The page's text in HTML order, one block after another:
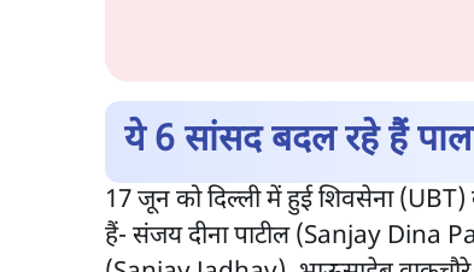
ये 6 सांसद बदल रहे हैं
17 जून को दिल्ली में हुई शिवसेना
हैं- संजय दीना पाटील (Sanjay